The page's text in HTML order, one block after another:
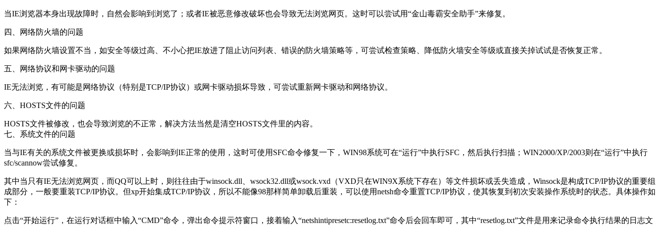
当IE浏览器本身出现故障时，自然会影响到浏览了；或者IE被恶意修改破坏也会导致无法浏览网页。这时可以尝试用“金山毒霸安全助手”来修复。
四、网络防火墙的问题
如果网络防火墙设置不当，如安全等级过高、不小心把IE放进了阻止访问列表、错误的防火墙策略等，可尝试检查策略、降低防火墙安全等级或直接关掉试试是否恢复正常。
五、网络协议和网卡驱动的问题
IE无法浏览，有可能是网络协议（特别是TCP/IP协议）或网卡驱动损坏导致，可尝试重新网卡驱动和网络协议。
六、HOSTS文件的问题
HOSTS文件被修改，也会导致浏览的不正常，解决方法当然是清空HOSTS文件里的内容。
七、系统文件的问题
当与IE有关的系统文件被更换或损坏时，会影响到IE正常的使用，这时可使用SFC命令修复一下，WIN98系统可在“运行”中执行SFC，然后执行扫描；WIN2000/XP/2003则在“运行”中执行
sfc/scannow尝试修复。
其中当只有IE无法浏览网页，而QQ可以上时，则往往由于winsock.dll、wsock32.dll或wsock.vxd（VXD只在WIN9X系统下存在）等文件损坏或丢失造成，Winsock是构成TCP/IP协议的重要组
成部分，一般要重装TCP/IP协议。但xp开始集成TCP/IP协议，所以不能像98那样简单卸载后重装，可以使用netsh命令重置TCP/IP协议，使其恢复到初次安装操作系统时的状态。具体操作如
下：
点击“开始运行”，在运行对话框中输入“CMD”命令，弹出命令提示符窗口，接着输入“netshintipresetc:resetlog.txt”命令后会回车即可，其中“resetlog.txt”文件是用来记录命令执行结果的日志文